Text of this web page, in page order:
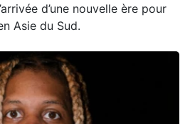
d’une nouvelle ère pour
Asie du Sud.